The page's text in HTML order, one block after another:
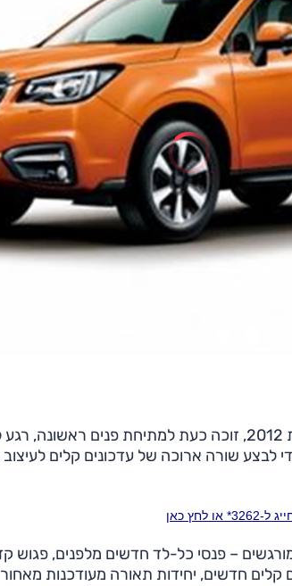
שורה ארוכה של עדכונים קלים לעיצוב
כאן
מורגשים – פנסי כל-לד חדשים מלפנים,
חדשים, יחידות תאורה מעודכנות מאחור